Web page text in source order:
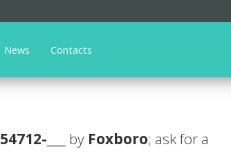
News Contacts
54712-___ by Foxboro; ask for a